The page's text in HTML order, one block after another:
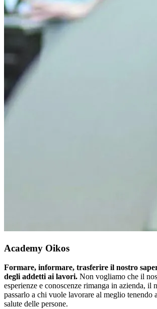
Academy Oikos
Formare, informare, trasferire il nostro
degli addetti ai lavori. Non vogliamo che il
esperienze e conoscenze rimanga in azienda, il
passarlo a chi vuole lavorare al meglio tenendo
salute delle persone.